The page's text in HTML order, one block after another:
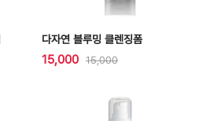
다자연 블루밍 클렌징폼
15,000 15,000